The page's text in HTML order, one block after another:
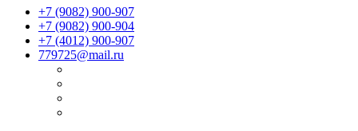
+7 (9082) 900-907
+7 (9082) 900-904
+7 (4012) 900-907
779725@mail.ru